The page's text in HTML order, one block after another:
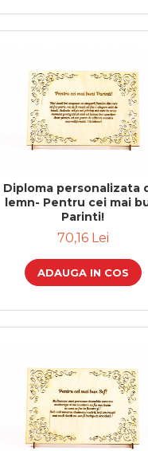
Diploma personalizata
lemn- Pentru cei mai
Parinti!
70,16 Lei
ADAUGA IN COS